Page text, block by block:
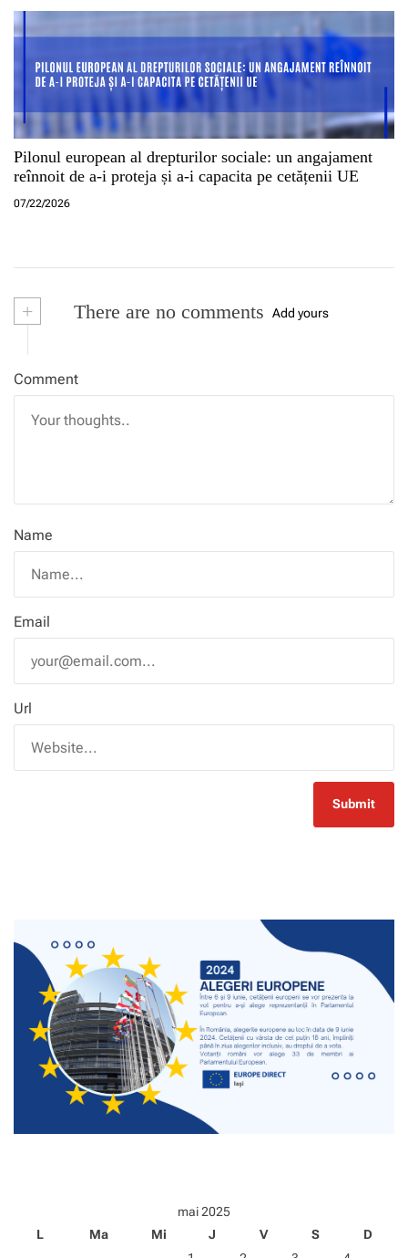
Pilonul european al drepturilor sociale: un angajament
reînnoit de a-i proteja și a-i capacita pe cetățenii UE
07/22/2026
+ There are no comments Add yours
Comment
Name
Email
Url
mai 2025
L
Ma Mi J V S
D